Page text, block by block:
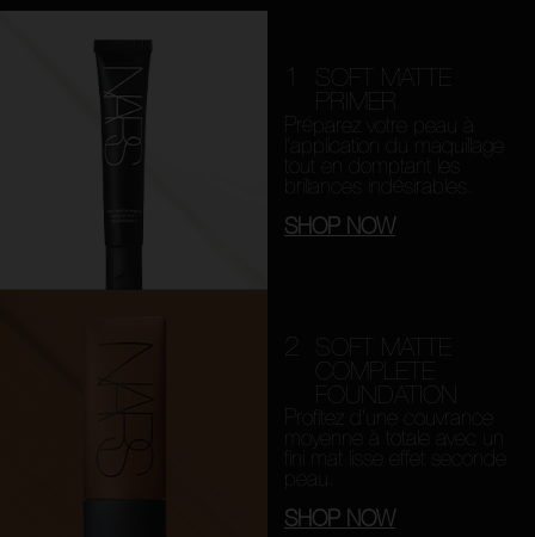
1
SOFT MATTE
PRIMER
Préparez votre peau à
l’application du maquillage
tout en domptant les
brillances indésirables.
SHOP NOW
SOFT MATTE
COMPLETE
FOUNDATION
Profitez d’une couvrance
moyenne à totale avec un
fini mat lisse effet seconde
peau.
SHOP NOW